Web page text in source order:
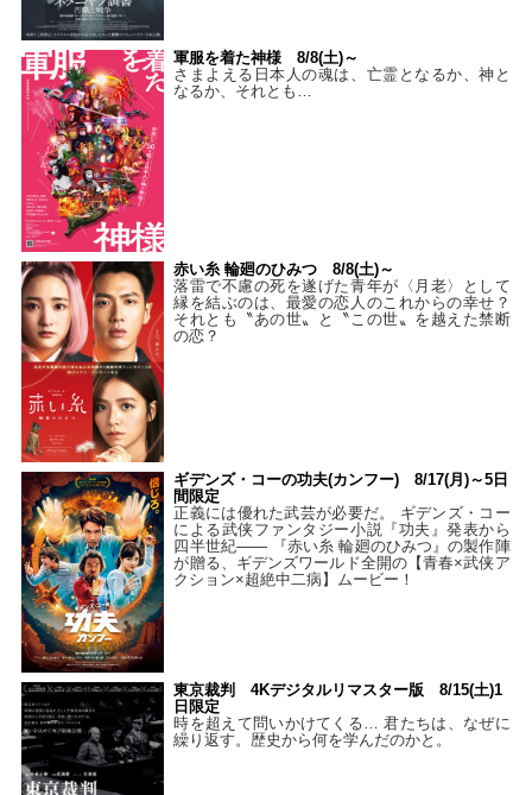
軍服を着た神様 8/8(土)～
さまよえる日本人の魂は、亡霊となるか、神と
なるか、それとも…
赤い糸 輪廻のひみつ 8/8(土)～
落雷で不慮の死を遂げた青年が〈月老〉として
縁を結ぶのは、最愛の恋人のこれからの幸せ？
それとも〝あの世〟と〝この世〟を越えた禁断
の恋？
ギデンズ・コーの功夫(カンフー) 8/17(月)～5日
間限定
正義には優れた武芸が必要だ。 ギデンズ・コー
による武侠ファンタジー小説『功夫』発表から
四半世紀―― 『赤い糸 輪廻のひみつ』の製作陣
が贈る、ギデンズワールド全開の【青春×武侠ア
クション×超絶中二病】ムービー！
東京裁判 4Kデジタルリマスター版 8/15(土)1
日限定
時を超えて問いかけてくる… 君たちは、なぜに
繰り返す。歴史から何を学んだのかと。